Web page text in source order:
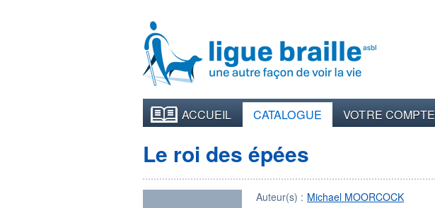
ACCUEIL CATALOGUE VOTRE COMPTE
Le roi des épées
Auteur(s) : Michael MOORCOCK